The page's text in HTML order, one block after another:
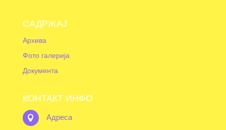
САДРЖАЈ
Архива
Фото галерија
Документа
КОНТАКТ ИНФО
 Адреса